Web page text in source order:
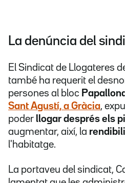
La denúncia del
El Sindicat de Llogateres
també ha requerit el
persones al bloc
Sant Agustí, a Gràcia,
poder llogar després els
augmentar, així, la
l'habitatge.
La portaveu del sindicat,